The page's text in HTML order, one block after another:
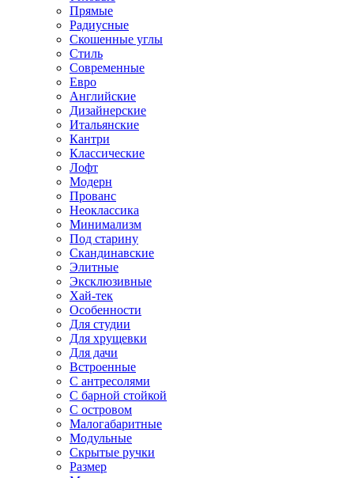
Прямые
Радиусные
Скошенные углы
Стиль
Современные
Евро
Английские
Дизайнерские
Итальянские
Кантри
Классические
Лофт
Модерн
Прованс
Неоклассика
Минимализм
Под старину
Скандинавские
Элитные
Эксклюзивные
Хай-тек
Особенности
Для студии
Для хрущевки
Для дачи
Встроенные
С антресолями
С барной стойкой
С островом
Малогабаритные
Модульные
Скрытые ручки
Размер